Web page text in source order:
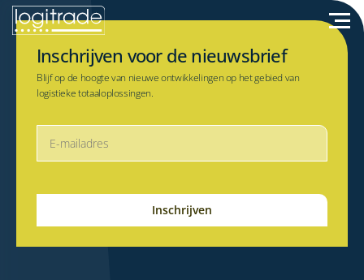
Inschrijven voor de nieuwsbrief
Blijf op de hoogte van nieuwe ontwikkelingen op het gebied van
logistieke totaaloplossingen.